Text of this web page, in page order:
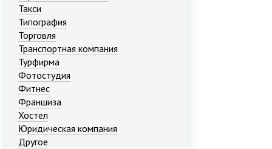
Такси
Типография
Торговля
Транспортная компания
Турфирма
Фотостудия
Фитнес
Франшиза
Хостел
Юридическая компания
Другое